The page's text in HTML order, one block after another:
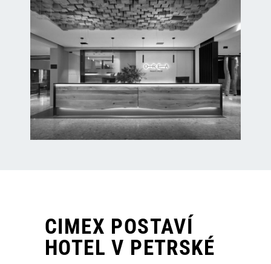
CIMEX POSTAVÍ
HOTEL V PETRSKÉ